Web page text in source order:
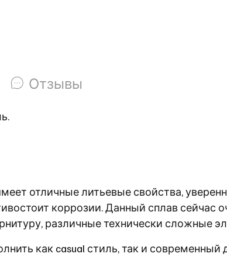
Отзывы
отличные литьевые свойства,
коррозии. Данный сплав сейчас
различные технически сложные
как casual стиль, так и современный